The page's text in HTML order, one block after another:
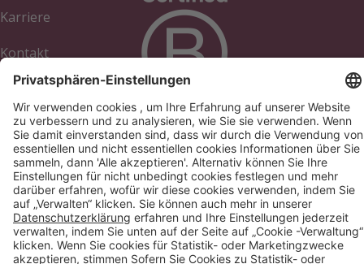
Karriere
Kontakt
Academy
Blog
Impressum
Cookies verwalten
Datenschutzerklärung